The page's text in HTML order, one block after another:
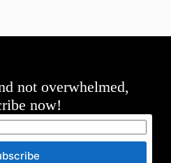
not overwhelmed,
now!